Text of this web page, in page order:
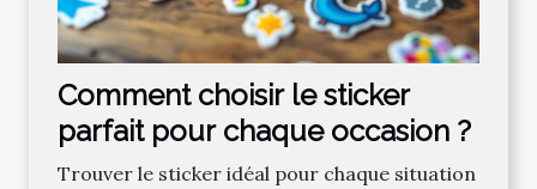
Comment choisir le sticker
parfait pour chaque occasion ?
Trouver le sticker idéal pour chaque situation